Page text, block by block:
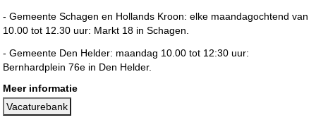
- Gemeente Schagen en Hollands Kroon: elke maandagochtend van
10.00 tot 12.30 uur: Markt 18 in Schagen.
- Gemeente Den Helder: maandag 10.00 tot 12:30 uur:
Bernhardplein 76e in Den Helder.
Meer informatie
Vacaturebank